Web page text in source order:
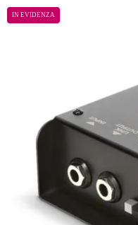
IN EVIDENZA